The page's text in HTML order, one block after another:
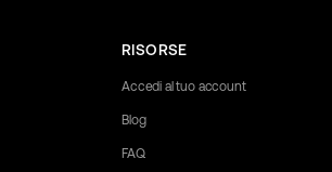
RISORSE
Accedi al tuo account
Blog
FAQ